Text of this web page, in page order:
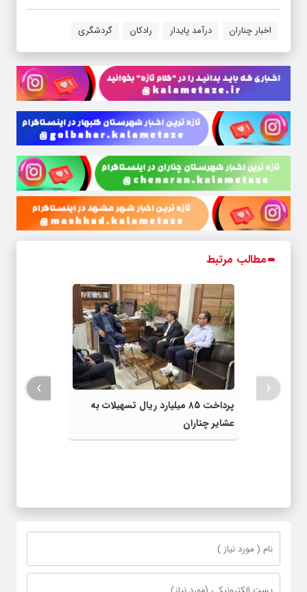
اخبار چناران درآمد پایدار رادکان گردشگری
مطالب مرتبط
پرداخت ۸۵ میلیارد ریال تسهیلات به
عشایر چناران
‹
›